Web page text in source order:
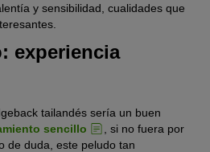
y sensibilidad, cualidades que
experiencia
tailandés sería un buen
sencillo
, si no fuera por
de duda, este peludo tan